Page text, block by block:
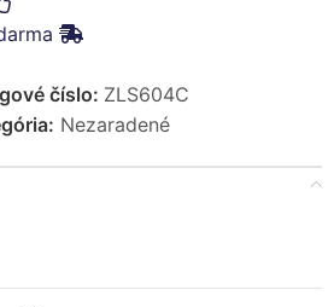
číslo: ZLS604C
Nezaradené